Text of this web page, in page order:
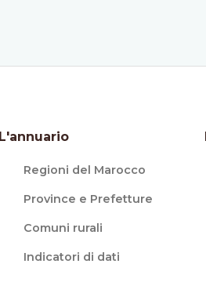
L'annuario
Regioni del Marocco
Province e Prefetture
Comuni rurali
Indicatori di dati